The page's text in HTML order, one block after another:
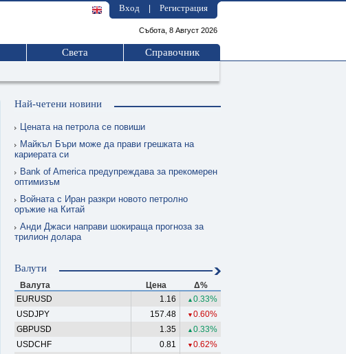
Вход Регистрация
Събота, 8 Август 2026
Света Справочник
Най-четени новини
Цената на петрола се повиши
Майкъл Бъри може да прави грешката на
кариерата си
Bank of America предупреждава за прекомерен
оптимизъм
Войната с Иран разкри новото петролно
оръжие на Китай
Анди Джаси направи шокираща прогноза за
трилион долара
Валути
Валута Цена
Δ%
EURUSD
1.16 ▲ 0.33%
USDJPY
157.48 ▼ 0.60%
GBPUSD
1.35 ▲ 0.33%
USDCHF
0.81 ▼ 0.62%